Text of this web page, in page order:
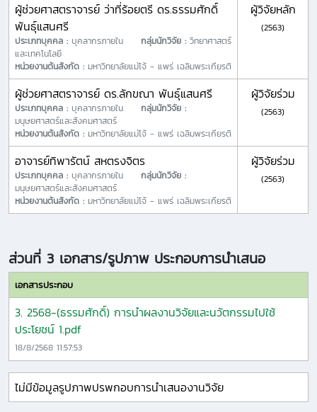
ผู้ช่วยศาสตราจารย์ ว่าที่ร้อยตรี ดร.ธรรมศักดิ์
พันธุ์แสนศรี
ประเภทบุคคล : บุคลากรภายใน กลุ่มนักวิจัย : วิทยาศาสตร์
และเทคโนโลยี
หน่วยงานต้นสังกัด : มหาวิทยาลัยแม่โจ้ - แพร่ เฉลิมพระเกียรติ
ผู้วิจัยหลัก
(2563)
ผู้ช่วยศาสตราจารย์ ดร.ลักขณา พันธุ์แสนศรี
ประเภทบุคคล : บุคลากรภายใน กลุ่มนักวิจัย :
มนุษยศาสตร์และสังคมศาสตร์
หน่วยงานต้นสังกัด : มหาวิทยาลัยแม่โจ้ - แพร่ เฉลิมพระเกียรติ
ผู้วิจัยร่วม
(2563)
อาจารย์ทิพารัตน์ สหตรงจิตร
ประเภทบุคคล : บุคลากรภายใน กลุ่มนักวิจัย :
มนุษยศาสตร์และสังคมศาสตร์
หน่วยงานต้นสังกัด : มหาวิทยาลัยแม่โจ้ - แพร่ เฉลิมพระเกียรติ
ผู้วิจัยร่วม
(2563)
ส่วนที่ 3 เอกสาร/รูปภาพ ประกอบการนำเสนอ
เอกสารประกอบ
3. 2568-(ธรรมศักดิ์) การนำผลงานวิจัยและนวัตกรรมไปใช้
ประโยชน์ 1.pdf
18/8/2568 11:57:53
ไม่มีข้อมูลรูปภาพปรพกอบการนำเสนองานวิจัย